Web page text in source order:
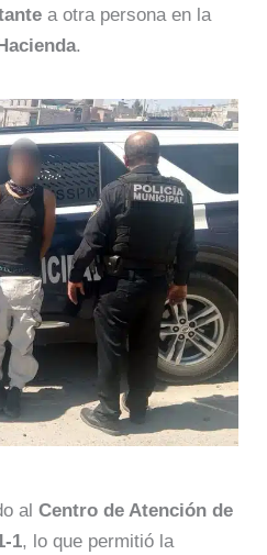
a otra persona en la
.
alCentro de Atención de
1, lo que permitió la